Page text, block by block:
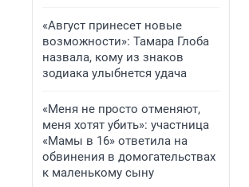
«Август принесет новые
возможности»: Тамара Глоба
назвала, кому из знаков
зодиака улыбнется удача
«Меня не просто отменяют,
меня хотят убить»: участница
«Мамы в 16» ответила на
обвинения в домогательствах
к маленькому сыну